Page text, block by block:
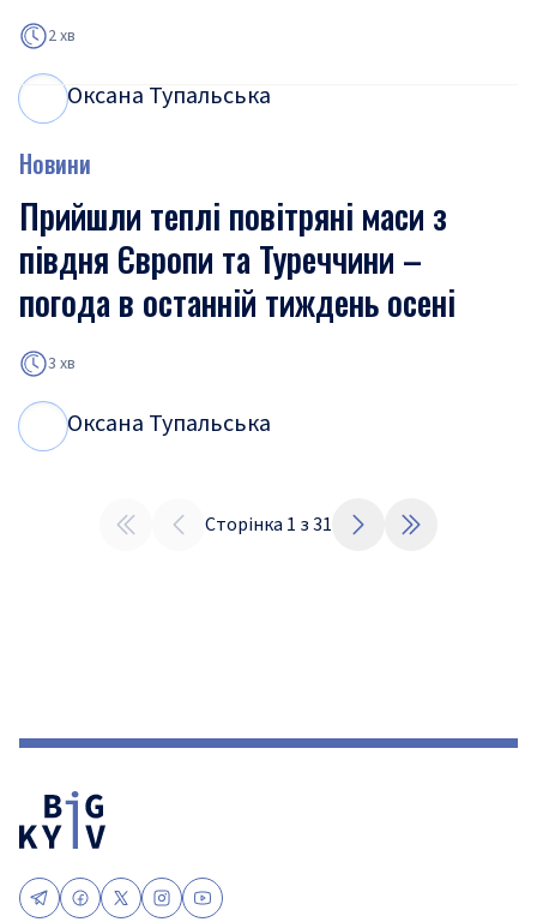
2 хв
Оксана Тупальська
Новини
Прийшли теплі повітряні маси з
півдня Європи та Туреччини –
погода в останній тиждень осені
3 хв
Оксана Тупальська
Сторінка 1 з31